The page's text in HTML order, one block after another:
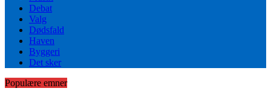
Debat
Valg
Dødsfald
Haven
Byggeri
Det sker
Populære emner